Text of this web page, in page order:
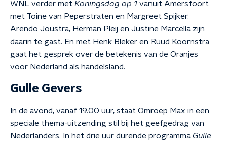
WNL verder met Koningsdag op 1 vanuit Amersfoort
met Toine van Peperstraten en Margreet Spijker.
Arendo Joustra, Herman Pleij en Justine Marcella zijn
daarin te gast. En met Henk Bleker en Ruud Koornstra
gaat het gesprek over de betekenis van de Oranjes
voor Nederland als handelsland.
Gulle Gevers
In de avond, vanaf 19.00 uur, staat Omroep Max in een
speciale thema-uitzending stil bij het geefgedrag van
Nederlanders. In het drie uur durende programma Gulle